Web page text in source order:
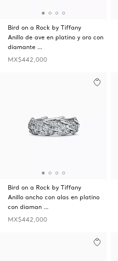
Bird on a Rock by Tiffany
Anillo de ave en platino y oro con
diamante …
MX$442,000
Bird on a Rock by Tiffany
Anillo ancho con alas en platino
con diaman …
MX$442,000